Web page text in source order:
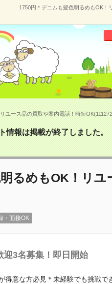
1750円＊デニムも髪色明るめもOK！
ユース品の買取や案内電話！時短
情報は掲載が終了しました。
るめもOK！リユ
・面接OK
迎3名募集！即日開始
得意な方必見＊未経験でも挑戦で